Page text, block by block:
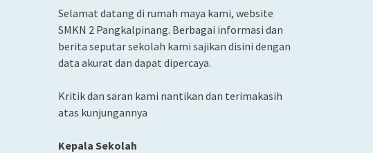
Selamat datang di rumah maya kami, website
SMKN 2 Pangkalpinang. Berbagai informasi dan
berita seputar sekolah kami sajikan disini dengan
data akurat dan dapat dipercaya.
Kritik dan saran kami nantikan dan terimakasih
atas kunjungannya
Kepala Sekolah